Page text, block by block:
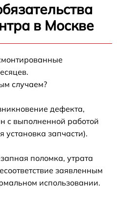
в Москве
случаем?
дефекта,
с выполненной работой
запчасти).
поломка, утрата
заявленным
использовании.